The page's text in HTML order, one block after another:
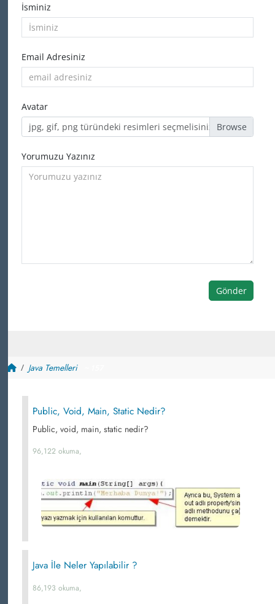
İsminiz
Email Adresiniz
Avatar
jpg, gif, png türündeki resimleri seçmelisiniz
Yorumuzu Yazınız
Gönder
Java Temelleri
Public, Void, Main, Static Nedir?
Public, void, main, static nedir?
96,122 okuma,
Java İle Neler Yapılabilir ?
86,193 okuma,